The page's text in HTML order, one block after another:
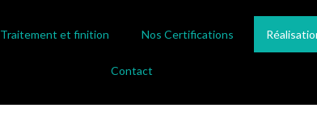
Traitement et finition Nos Certifications
Contact